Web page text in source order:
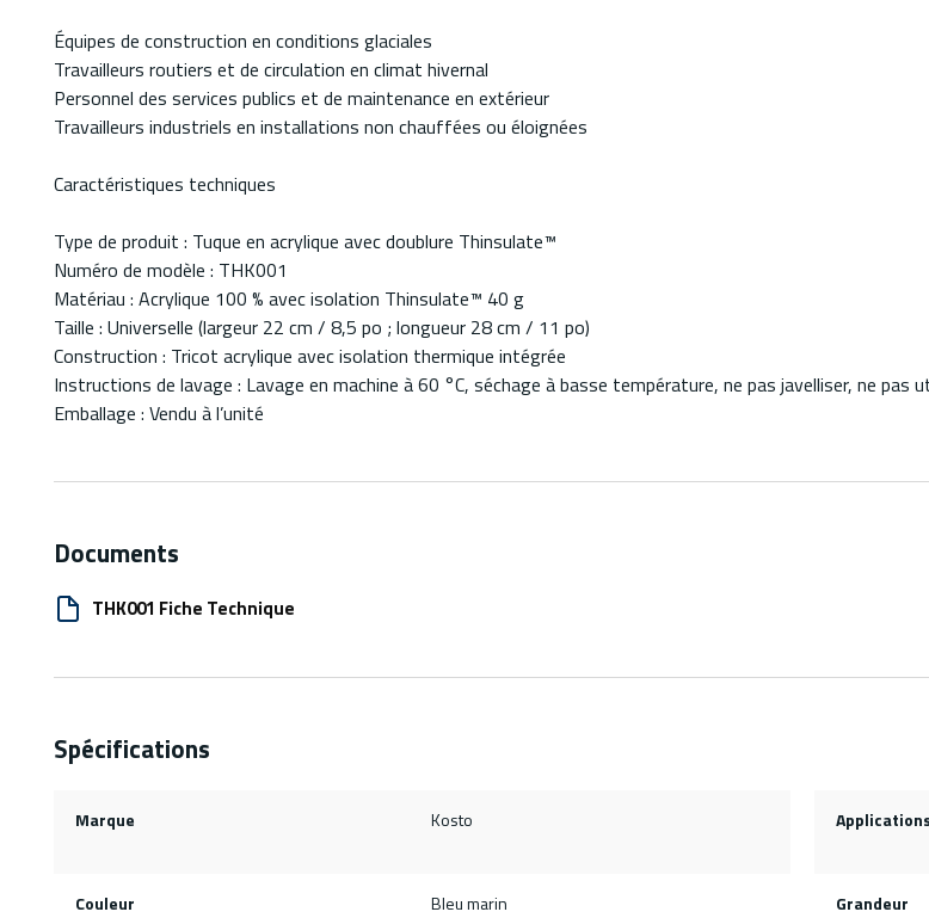
Équipes de construction en conditions glaciales
Travailleurs routiers et de circulation en climat hivernal
Personnel des services publics et de maintenance en extérieur
Travailleurs industriels en installations non chauffées ou éloignées
Caractéristiques techniques
Type de produit : Tuque en acrylique avec doublure Thinsulate™
Numéro de modèle : THK001
Matériau : Acrylique 100 % avec isolation Thinsulate™ 40 g
Taille : Universelle (largeur 22 cm / 8,5 po ; longueur 28 cm / 11 po)
Construction : Tricot acrylique avec isolation thermique intégrée
Instructions de lavage : Lavage en machine à 60 °C, séchage à basse température, ne pas javelliser, ne pas
Emballage : Vendu à l’unité
Documents
THK001 Fiche Technique
Spécifications
Marque Kosto
Couleur Bleu marin Grandeur